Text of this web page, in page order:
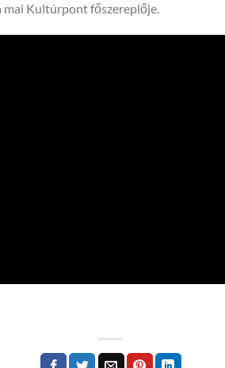
mai Kultúrpont főszereplője.